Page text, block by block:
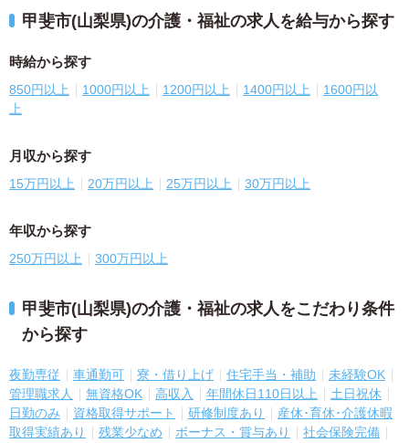
甲斐市(山梨県)の介護・福祉の求人を給与から探す
時給から探す
850円以上 1000円以上 1200円以上 1400円以上
1600円以
上
月収から探す
15万円以上 20万円以上 25万円以上 30万円以上
年収から探す
250万円以上 300万円以上
甲斐市(山梨県)の介護・福祉の求人をこだわり条件
から探す
夜勤専従 車通勤可 寮・借り上げ 住宅手当・補助
未経験OK
管理職求人
無資格OK 高収入 年間休日110日以上
土日祝休
日勤のみ
資格取得サポート 研修制度あり
産休･育休･介護休暇
取得実績あり
残業少なめ ボーナス・賞与あり
社会保険完備